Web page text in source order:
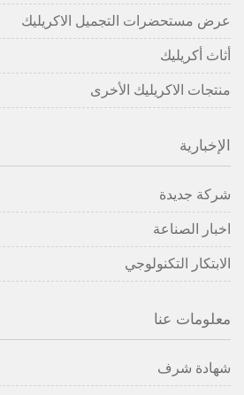
عرض مستحضرات التجميل الاكريليك
أثاث أكريليك
منتجات الاكريليك الأخرى
الإخبارية
شركة جديدة
اخبار الصناعة
الابتكار التكنولوجي
معلومات عنا
شهادة شرف